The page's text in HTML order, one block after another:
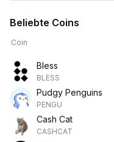
Beliebte Coins
Coin
Bless
BLESS
Pudgy Penguins
PENGU
Cash Cat
CASHCAT